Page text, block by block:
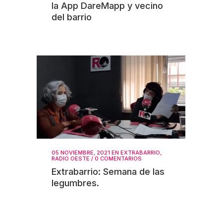
la App DareMapp y vecino
del barrio
05 NOVIEMBRE, 2021 EN EXTRABARRIO,
RADIO OESTE / 0 COMENTARIOS
Extrabarrio: Semana de las
legumbres.